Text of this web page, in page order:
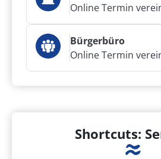
Online Termin
Bürgerbüro
Online Termin
Shortcuts: